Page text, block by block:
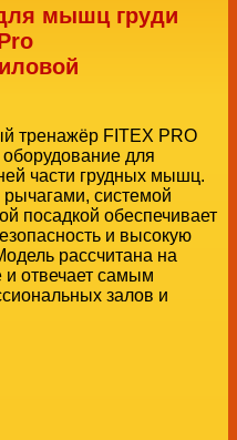
мышц груди
тренажёр FITEX PRO
для
части грудных мышц.
системой
посадкой обеспечивает
и высокую
рассчитана на
и отвечает самым
залов и